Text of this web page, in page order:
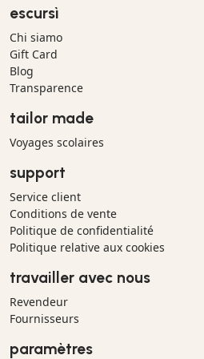
escursì
Chi siamo
Gift Card
Blog
Transparence
tailor made
Voyages scolaires
support
Service client
Conditions de vente
Politique de confidentialité
Politique relative aux cookies
travailler avec nous
Revendeur
Fournisseurs
paramètres